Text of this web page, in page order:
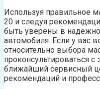
Используя правильное
20 и следуя
быть уверены в
автомобиля. Если у вас
относительно выбора
проконсультироваться с
ближайший сервисный
рекомендаций и